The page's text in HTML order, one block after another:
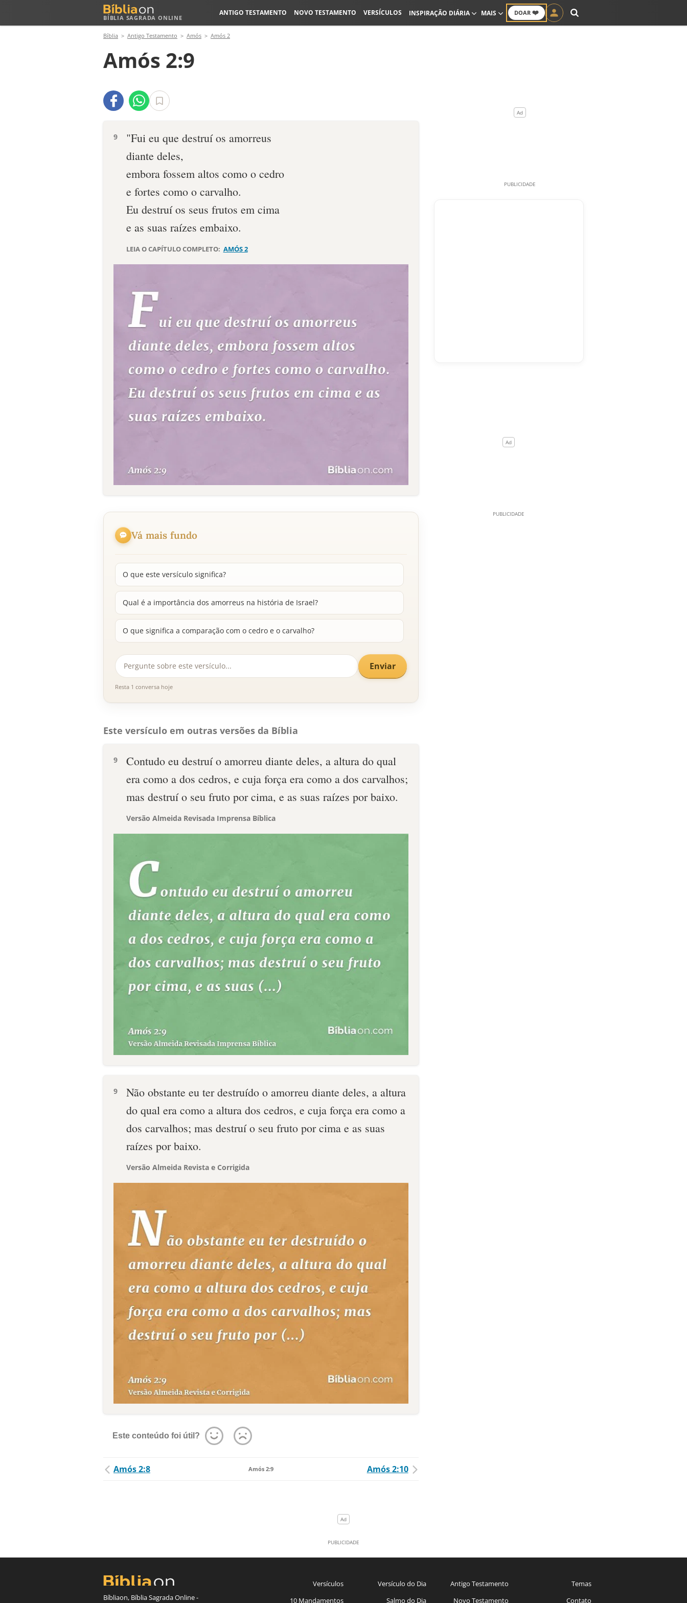
BÍBLIA SAGRADA ONLINE
DOAR ❤️
ANTIGO TESTAMENTO NOVO TESTAMENTO VERSÍCULOS INSPIRAÇÃO DIÁRIA MAIS
Bíblia Antigo Testamento Amós Amós 2
Amós 2:9
9
"Fui eu que destruí os amorreus
diante deles,
embora fossem altos como o cedro
e fortes como o carvalho.
Eu destruí os seus frutos em cima
e as suas raízes embaixo.
LEIA O CAPÍTULO COMPLETO: AMÓS 2
Vá mais fundo
O que este versículo significa?
Qual é a importância dos amorreus na história de Israel?
O que significa a comparação com o cedro e o carvalho?
Enviar
Resta 1 conversa hoje
Este versículo em outras versões da Bíblia
9
Contudo eu destruí o amorreu diante deles, a altura do qual
era como a dos cedros, e cuja força era como a dos carvalhos;
mas destruí o seu fruto por cima, e as suas raízes por baixo.
Versão Almeida Revisada Imprensa Bíblica
9
Não obstante eu ter destruído o amorreu diante deles, a altura
do qual era como a altura dos cedros, e cuja força era como a
dos carvalhos; mas destruí o seu fruto por cima e as suas
raízes por baixo.
Versão Almeida Revista e Corrigida
Este conteúdo foi útil?
Amós 2:8 Amós 2:9 Amós 2:10
Bíbliaon, Bíblia Sagrada Online -
Versículos
10 Mandamentos
Versículo do Dia
Salmo do Dia
Antigo Testamento
Novo Testamento
Temas
Contato